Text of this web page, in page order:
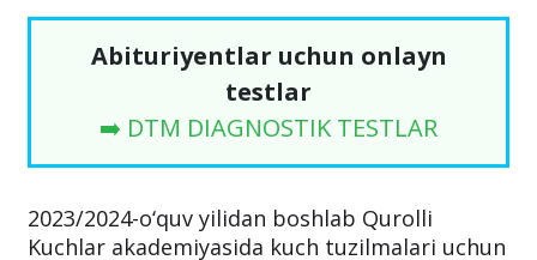
Abituriyentlar uchun onlayn
testlar
➡️ DTM DIAGNOSTIK TESTLAR
2023/2024-o‘quv yilidan boshlab Qurolli
Kuchlar akademiyasida kuch tuzilmalari uchun